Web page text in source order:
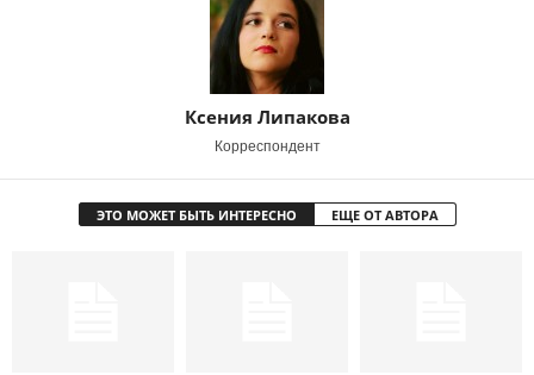
Ксения Липакова
Корреспондент
ЭТО МОЖЕТ БЫТЬ ИНТЕРЕСНО ЕЩЕ ОТ АВТОРА